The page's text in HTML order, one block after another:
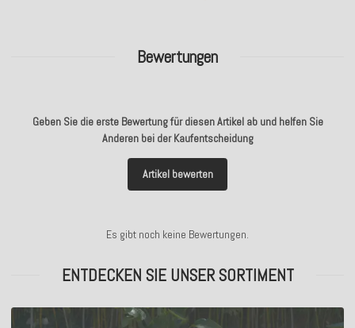
Bewertungen
Geben Sie die erste Bewertung für diesen Artikel ab und helfen Sie
Anderen bei der Kaufentscheidung
Artikel bewerten
Es gibt noch keine Bewertungen.
ENTDECKEN SIE UNSER SORTIMENT